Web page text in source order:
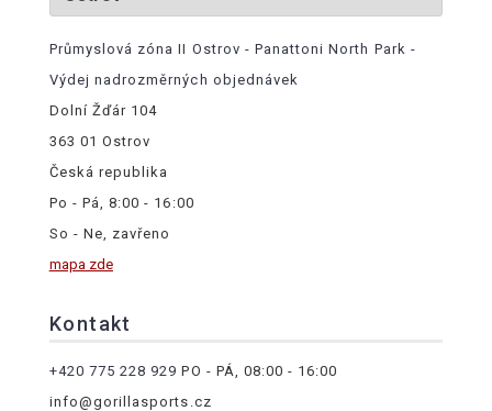
Průmyslová zóna II Ostrov - Panattoni North Park -
Výdej nadrozměrných objednávek
Dolní Žďár 104
363 01 Ostrov
Česká republika
Po - Pá, 8:00 - 16:00
So - Ne, zavřeno
mapa zde
Kontakt
+420 775 228 929 PO - PÁ, 08:00 - 16:00
info@gorillasports.cz